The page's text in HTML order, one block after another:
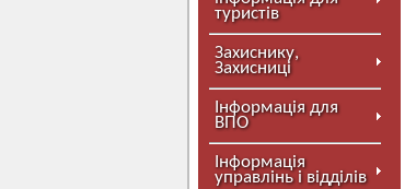
туристів
Захиснику,
Захисниці
Інформація для
ВПО
Інформація
управлінь і відділів